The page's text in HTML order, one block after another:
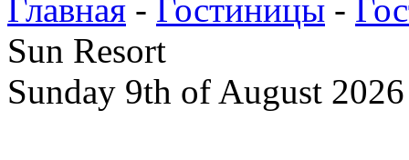
Главная - Гостиницы -
Sun Resort
Sunday 9th of August 2026